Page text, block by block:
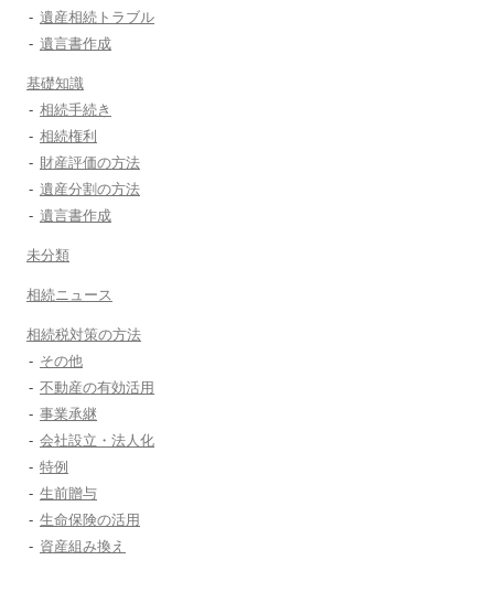
遺産相続トラブル
遺言書作成
基礎知識
相続手続き
相続権利
財産評価の方法
遺産分割の方法
遺言書作成
未分類
相続ニュース
相続税対策の方法
その他
不動産の有効活用
事業承継
会社設立・法人化
特例
生前贈与
生命保険の活用
資産組み換え